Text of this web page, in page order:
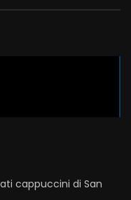
cappuccini di San